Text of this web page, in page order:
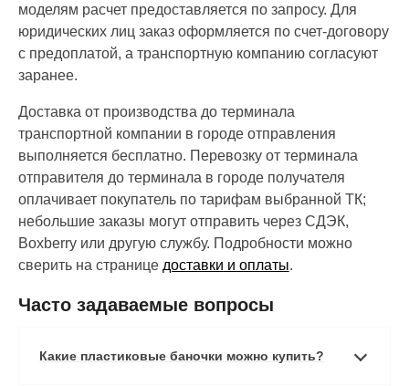
моделям расчет предоставляется по запросу. Для
юридических лиц заказ оформляется по счет-договору
с предоплатой, а транспортную компанию согласуют
заранее.
Доставка от производства до терминала
транспортной компании в городе отправления
выполняется бесплатно. Перевозку от терминала
отправителя до терминала в городе получателя
оплачивает покупатель по тарифам выбранной ТК;
небольшие заказы могут отправить через СДЭК,
Boxberry или другую службу. Подробности можно
сверить на странице доставки и оплаты.
Часто задаваемые вопросы
Какие пластиковые баночки можно купить?